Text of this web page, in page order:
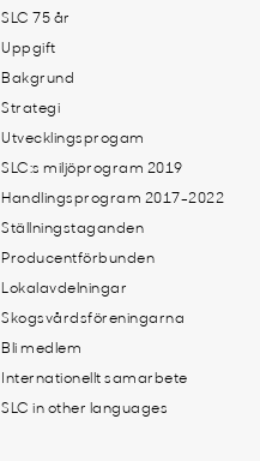
SLC 75 år
Uppgift
Bakgrund
Strategi
Utvecklingsprogam
SLC:s miljöprogram 2019
Handlingsprogram 2017-2022
Ställningstaganden
Producentförbunden
Lokalavdelningar
Skogsvårdsföreningarna
Bli medlem
Internationellt samarbete
SLC in other languages